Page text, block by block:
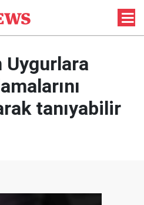
Uygurlara
tanıyabilir